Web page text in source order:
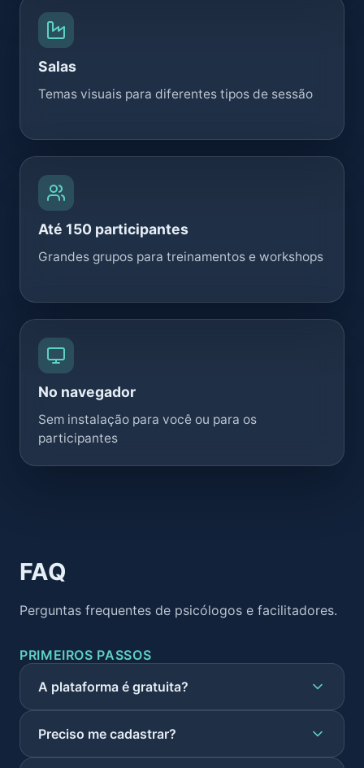
Salas
Temas visuais para diferentes tipos de sessão
Até 150 participantes
Grandes grupos para treinamentos e workshops
No navegador
Sem instalação para você ou para os
participantes
FAQ
Perguntas frequentes de psicólogos e facilitadores.
PRIMEIROS PASSOS
A plataforma é gratuita?
Preciso me cadastrar?